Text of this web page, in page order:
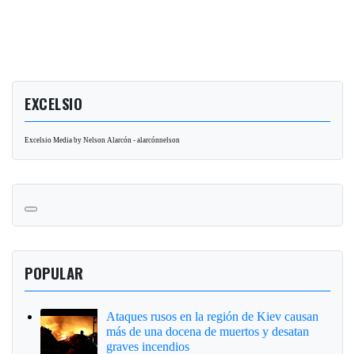
EXCELSIO
Excelsio Media by Nelson Alarcón - alarcónnelson
POPULAR
Ataques rusos en la región de Kiev causan
más de una docena de muertos y desatan
graves incendios